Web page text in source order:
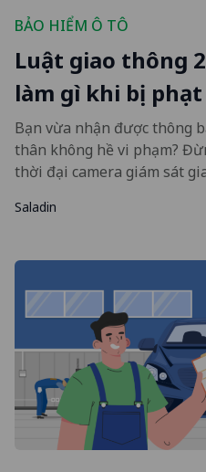
BẢO HIỂM Ô TÔ
Luật giao thông
làm gì khi bị
Bạn vừa nhận được thông
thân không hề vi phạm?
thời đại camera giám sát
Saladin